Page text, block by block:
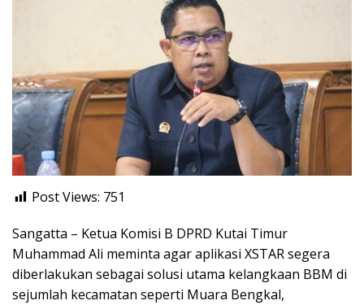
Post Views: 751
Sangatta – Ketua Komisi B DPRD Kutai Timur
Muhammad Ali meminta agar aplikasi XSTAR segera
diberlakukan sebagai solusi utama kelangkaan BBM di
sejumlah kecamatan seperti Muara Bengkal,